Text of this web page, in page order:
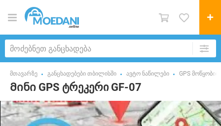
მთავარზე განცხადებები თბილისში ავტო ნაწილები GPS
Მინი GPS ტრეკერი GF-07